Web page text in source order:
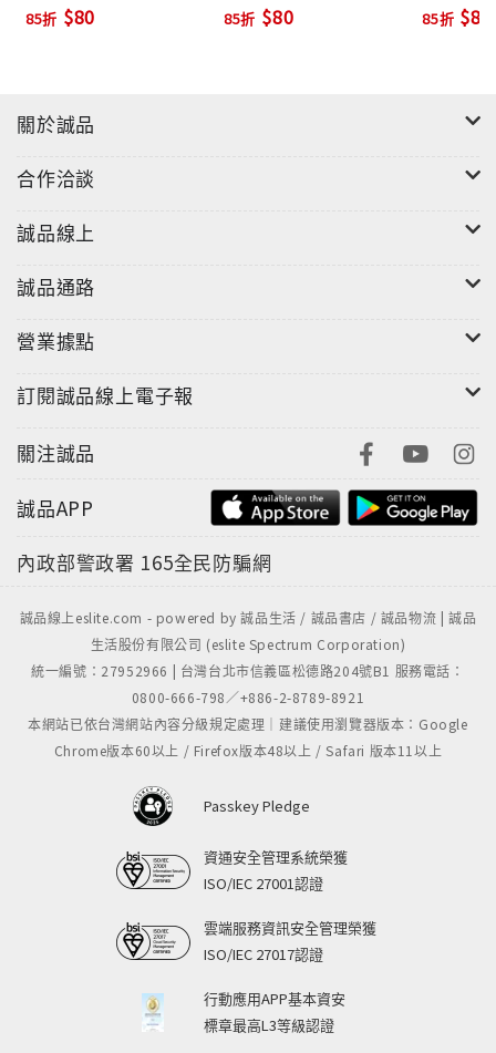
85折 $80 85折 $80 85折 $80
關於誠品
合作洽談
誠品線上
誠品通路
營業據點
訂閱誠品線上電子報
關注誠品
誠品APP
內政部警政署 165全民防騙網
誠品線上eslite.com - powered by 誠品生活 / 誠品書店 / 誠品物流 | 誠品
生活股份有限公司 (eslite Spectrum Corporation)
統一編號：27952966 | 台灣台北市信義區松德路204號B1 服務電話：
0800-666-798／+886-2-8789-8921
本網站已依台灣網站內容分級規定處理｜建議使用瀏覽器版本：Google
Chrome版本60以上 / Firefox版本48以上 / Safari 版本11以上
Passkey Pledge
資通安全管理系統榮獲
ISO/IEC 27001認證
雲端服務資訊安全管理榮獲
ISO/IEC 27017認證
行動應用APP基本資安
標章最高L3等級認證